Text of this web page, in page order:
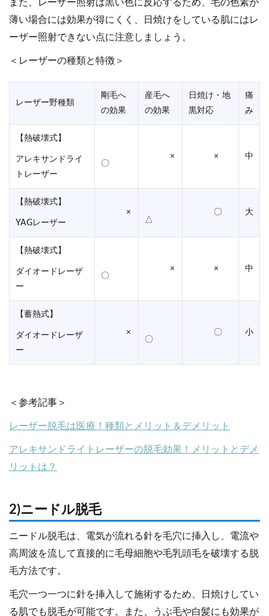
また、レーザー照射は黒い色に反応するため、毛の色素が
薄い場合には効果が得にくく、日焼けをしている肌にはレ
ーザー照射できない点に注意しましょう。
＜レーザーの種類と特徴＞
レーザー野種類
剛毛へ
の効果
産毛へ
の効果
日焼け・地
黒対応
痛
み
【熱破壊式】
アレキサンドライ
トレーザー
〇
× × 中
【熱破壊式】
YAGレーザー
×
△
〇 大
【熱破壊式】
ダイオードレーザ
ー
〇
× × 中
【蓄熱式】
ダイオードレーザ
ー
×
〇
〇 小
＜参考記事＞
レーザー脱毛は医療！種類とメリット＆デメリット
アレキサンドライトレーザーの脱毛効果！メリットとデメ
リットは？
2)ニードル脱毛
ニードル脱毛は、電気が流れる針を毛穴に挿入し、電流や
高周波を流して直接的に毛母細胞や毛乳頭毛を破壊する脱
毛方法です。
毛穴一つ一つに針を挿入して施術するため、日焼けしてい
る肌でも脱毛が可能です。また、うぶ毛や白髪にも効果が